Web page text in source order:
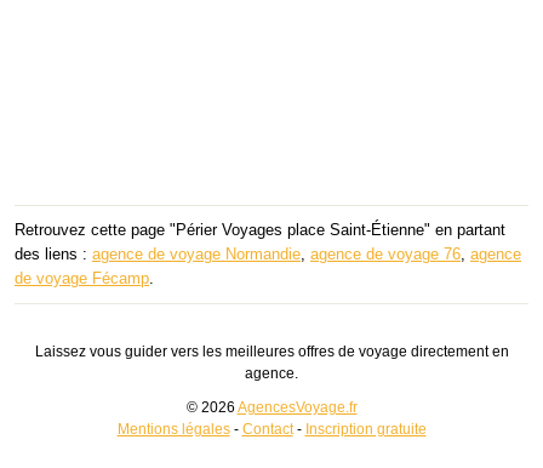
Retrouvez cette page "Périer Voyages place Saint-Étienne" en partant
des liens : agence de voyage Normandie, agence de voyage 76, agence
de voyage Fécamp.
Laissez vous guider vers les meilleures offres de voyage directement en
agence.
© 2026 AgencesVoyage.fr
Mentions légales- Contact- Inscription gratuite